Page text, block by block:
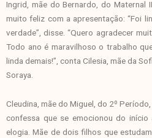
Ingrid, mãe do Bernardo, do Maternal
muito feliz com a apresentação: “Foi
verdade”, disse. “Quero agradecer
Todo ano é maravilhoso o trabalho
linda demais!”, conta Cilesia, mãe da
Soraya.
Cleudina, mãe do Miguel, do 2º
confessa que se emocionou do início
elogia. Mãe de dois filhos que